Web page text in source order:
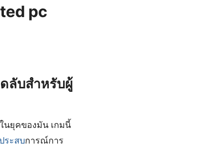
pc
ลับสำหรับผู้
นยุคของมัน เกมนี้
ประสบการณ์การ